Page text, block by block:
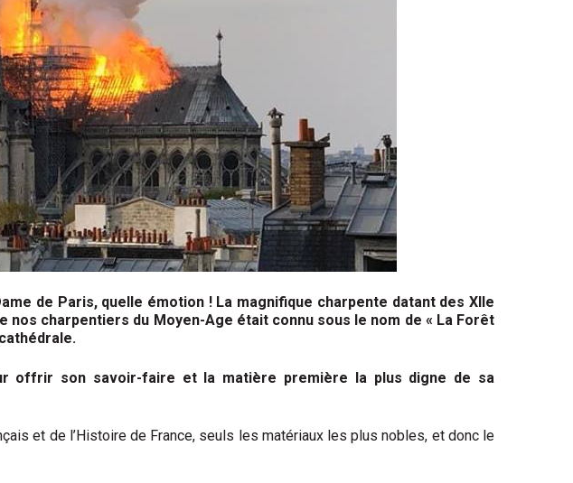
de Paris, quelle émotion ! La magnifique charpente datant des XIIe
charpentiers du Moyen-Age était connu sous le nom de « La Forêt
offrir son savoir-faire et la matière première la plus digne de sa
et de l’Histoire de France, seuls les matériaux les plus nobles, et donc le